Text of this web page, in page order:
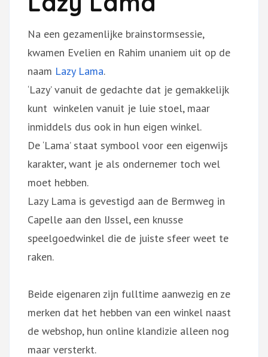
Na een gezamenlijke brainstormsessie,
kwamen Evelien en Rahim unaniem uit op de
naam Lazy Lama.
‘Lazy’ vanuit de gedachte dat je gemakkelijk
kunt winkelen vanuit je luie stoel, maar
inmiddels dus ook in hun eigen winkel.
De ‘Lama’ staat symbool voor een eigenwijs
karakter, want je als ondernemer toch wel
moet hebben.
Lazy Lama is gevestigd aan de Bermweg in
Capelle aan den IJssel, een knusse
speelgoedwinkel die de juiste sfeer weet te
raken.
Beide eigenaren zijn fulltime aanwezig en ze
merken dat het hebben van een winkel naast
de webshop, hun online klandizie alleen nog
maar versterkt.